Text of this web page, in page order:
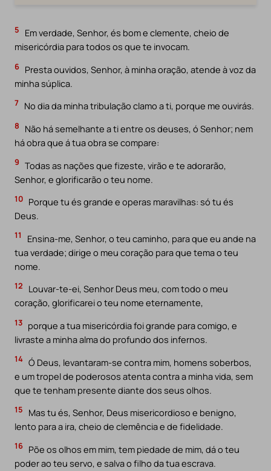
5
Em verdade, Senhor, és bom e clemente, cheio de
misericórdia para todos os que te invocam.
6 Presta ouvidos, Senhor, à minha oração, atende à voz da
minha súplica.
7 No dia da minha tribulação clamo a ti, porque me ouvirás.
8
Não há semelhante a ti entre os deuses, ó Senhor; nem
há obra que á tua obra se compare:
9 Todas as nações que fizeste, virão e te adorarão,
Senhor, e glorificarão o teu nome.
10 Porque tu és grande e operas maravilhas: só tu és
Deus.
11
Ensina-me, Senhor, o teu caminho, para que eu ande na
tua verdade; dirige o meu coração para que tema o teu
nome.
12
Louvar-te-ei, Senhor Deus meu, com todo o meu
coração, glorificarei o teu nome eternamente,
13 porque a tua misericórdia foi grande para comigo, e
livraste a minha alma do profundo dos infernos.
14 Ó Deus, levantaram-se contra mim, homens soberbos,
e um tropel de poderosos atenta contra a minha vida, sem
que te tenham presente diante dos seus olhos.
15
Mas tu és, Senhor, Deus misericordioso e benigno,
lento para a ira, cheio de clemência e de fidelidade.
16 Põe os olhos em mim, tem piedade de mim, dá o teu
poder ao teu servo, e salva o filho da tua escrava.